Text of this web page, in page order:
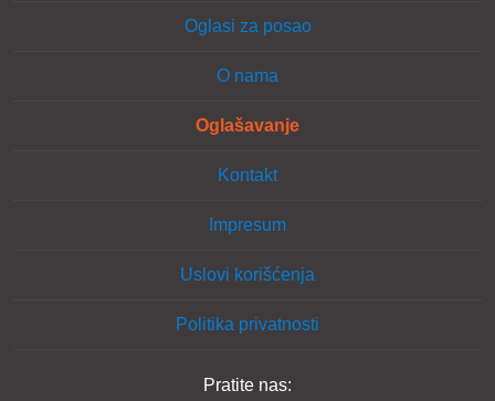
Oglasi za posao
O nama
Oglašavanje
Kontakt
Impresum
Uslovi korišćenja
Politika privatnosti
Pratite nas: